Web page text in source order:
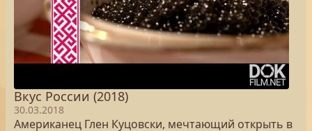
Вкус России (2018)
30.03.2018
Американец Глен Куцовски, мечтающий открыть в